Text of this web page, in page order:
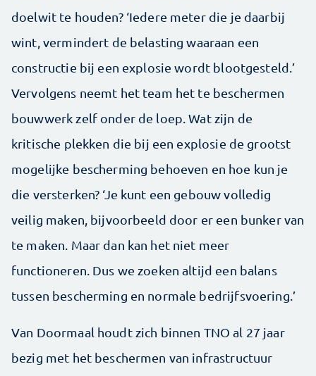
doelwit te houden? ‘Iedere meter die je daarbij
wint, vermindert de belasting waaraan een
constructie bij een explosie wordt blootgesteld.’
Vervolgens neemt het team het te beschermen
bouwwerk zelf onder de loep. Wat zijn de
kritische plekken die bij een explosie de grootst
mogelijke bescherming behoeven en hoe kun je
die versterken? ‘Je kunt een gebouw volledig
veilig maken, bijvoorbeeld door er een bunker van
te maken. Maar dan kan het niet meer
functioneren. Dus we zoeken altijd een balans
tussen bescherming en normale bedrijfsvoering.’
Van Doormaal houdt zich binnen TNO al 27 jaar
bezig met het beschermen van infrastructuur